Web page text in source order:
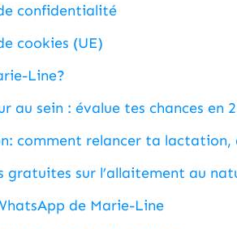
confidentialité
cookies (UE)
Line?
au sein : évalue tes chances en
comment relancer ta lactation,
gratuites sur l’allaitement au
de Marie-Line